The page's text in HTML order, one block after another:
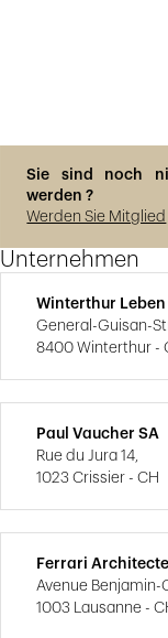
Sie sind noch
werden ?
Werden Sie Mitglied
Unternehmen
Winterthur Leben
General-Guisan-
8400 Winterthur -
Paul Vaucher SA
Rue du Jura 14,
1023 Crissier - CH
Ferrari
Avenue Benjamin-
1003 Lausanne -